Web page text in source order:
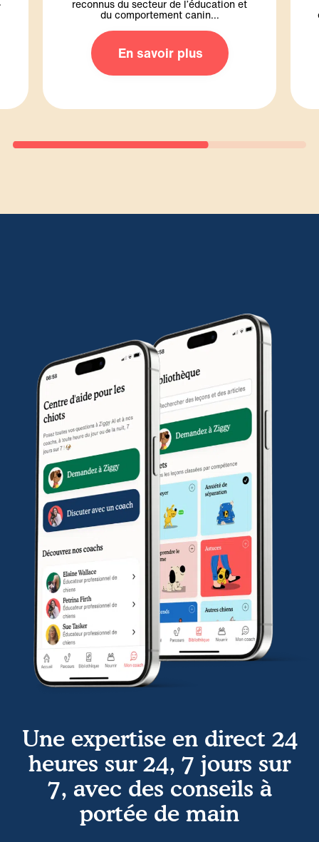
ne cherche pas à remplacer les cours
et l'éducation en présentiel, mais à les
compléter...
En savoir plus
applications dédiées à l'éducation du
chiot en proposant non seulement le
seul programme spécialement conçu
pour les chiots, mais aussi une équipe
d'experts en éducation du chiot
disponible pour répondre aux questions
des parents de chiots.
Une expertise en direct 24
heures sur 24, 7 jours sur
7, avec des conseils à
portée de main